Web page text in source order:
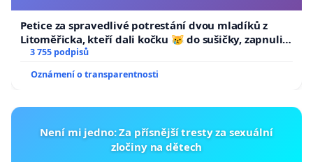
Petice za spravedlivé potrestání dvou mladíků z
Litoměřicka, kteří dali kočku 😿 do sušičky, zapnuli ji
a umírání zvířete natočili.
3 755 podpisů
Oznámení o transparentnosti
Není mi jedno: Za přísnější tresty za sexuální
zločiny na dětech